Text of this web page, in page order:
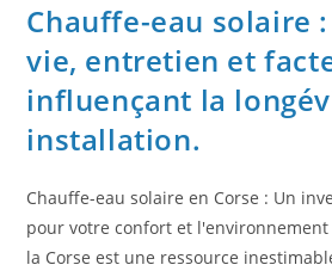
Chauffe-eau solaire
vie, entretien et
influençant la
installation.
Chauffe-eau solaire en Corse : Un
pour votre confort et l'environnement
la Corse est une ressource